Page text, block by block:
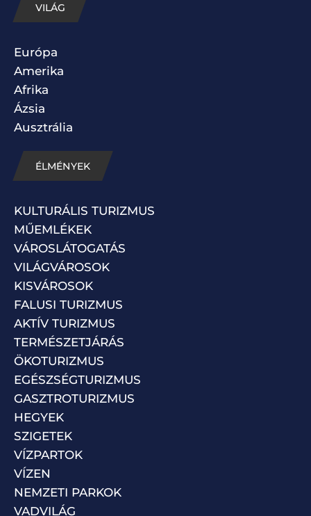
VILÁG
Európa
Amerika
Afrika
Ázsia
Ausztrália
ÉLMÉNYEK
KULTURÁLIS TURIZMUS
MŰEMLÉKEK
VÁROSLÁTOGATÁS
VILÁGVÁROSOK
KISVÁROSOK
FALUSI TURIZMUS
AKTÍV TURIZMUS
TERMÉSZETJÁRÁS
ÖKOTURIZMUS
EGÉSZSÉGTURIZMUS
GASZTROTURIZMUS
HEGYEK
SZIGETEK
VÍZPARTOK
VÍZEN
NEMZETI PARKOK
VADVILÁG